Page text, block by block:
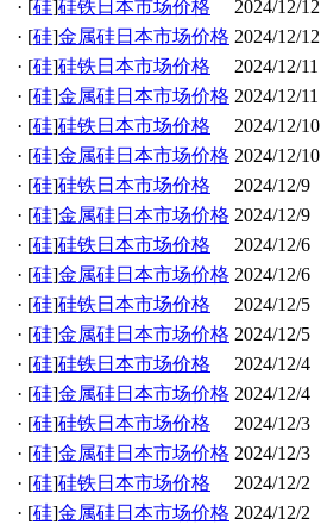
· [硅]硅铁日本市场价格
2024/12/12
· [硅]金属硅日本市场价格 2024/12/12
· [硅]硅铁日本市场价格
2024/12/11
· [硅]金属硅日本市场价格 2024/12/11
· [硅]硅铁日本市场价格
2024/12/10
· [硅]金属硅日本市场价格 2024/12/10
· [硅]硅铁日本市场价格
2024/12/9
· [硅]金属硅日本市场价格 2024/12/9
· [硅]硅铁日本市场价格
2024/12/6
· [硅]金属硅日本市场价格 2024/12/6
· [硅]硅铁日本市场价格
2024/12/5
· [硅]金属硅日本市场价格 2024/12/5
· [硅]硅铁日本市场价格
2024/12/4
· [硅]金属硅日本市场价格 2024/12/4
· [硅]硅铁日本市场价格
2024/12/3
· [硅]金属硅日本市场价格 2024/12/3
· [硅]硅铁日本市场价格
2024/12/2
· [硅]金属硅日本市场价格 2024/12/2